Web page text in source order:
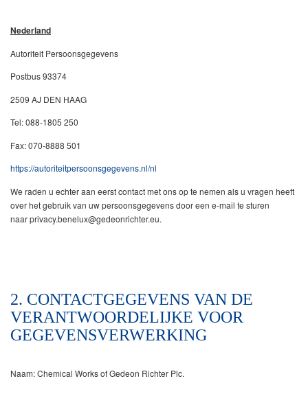
Nederland
Autoriteit Persoonsgegevens
Postbus 93374
2509 AJ DEN HAAG
Tel: 088-1805 250
Fax: 070-8888 501
https://autoriteitpersoonsgegevens.nl/nl
We raden u echter aan eerst contact met ons op te nemen als u vragen heeft
over het gebruik van uw persoonsgegevens door een e-mail te sturen
naar privacy.benelux@gedeonrichter.eu.
2. CONTACTGEGEVENS VAN DE
VERANTWOORDELIJKE VOOR
GEGEVENSVERWERKING
Naam: Chemical Works of Gedeon Richter Plc.